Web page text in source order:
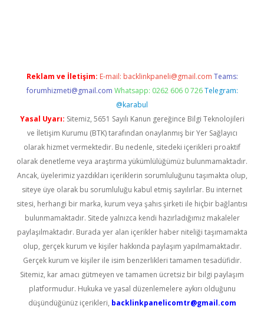
Reklam ve İletişim: E-mail: backlinkpaneli@gmail.com Teams:
forumhizmeti@gmail.com Whatsapp: 0262 606 0 726 Telegram:
@karabul
Yasal Uyarı: Sitemiz, 5651 Sayılı Kanun gereğince Bilgi Teknolojileri
ve İletişim Kurumu (BTK) tarafından onaylanmış bir Yer Sağlayıcı
olarak hizmet vermektedir. Bu nedenle, sitedeki içerikleri proaktif
olarak denetleme veya araştırma yükümlülüğümüz bulunmamaktadır.
Ancak, üyelerimiz yazdıkları içeriklerin sorumluluğunu taşımakta olup,
siteye üye olarak bu sorumluluğu kabul etmiş sayılırlar. Bu internet
sitesi, herhangi bir marka, kurum veya şahıs şirketi ile hiçbir bağlantısı
bulunmamaktadır. Sitede yalnızca kendi hazırladığımız makaleler
paylaşılmaktadır. Burada yer alan içerikler haber niteliği taşımamakta
olup, gerçek kurum ve kişiler hakkında paylaşım yapılmamaktadır.
Gerçek kurum ve kişiler ile isim benzerlikleri tamamen tesadüfidir.
Sitemiz, kar amacı gütmeyen ve tamamen ücretsiz bir bilgi paylaşım
platformudur. Hukuka ve yasal düzenlemelere aykırı olduğunu
düşündüğünüz içerikleri, backlinkpanelicomtr@gmail.com